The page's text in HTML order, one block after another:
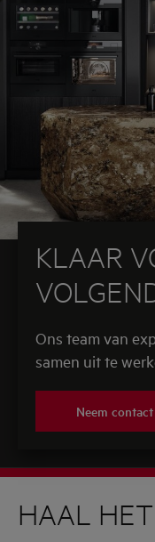
zonnepanelen op
efficiënt en
Een
aanwezig is om
bezoekers te
de veiligheid van
het audiovisuele
KLAAR
Ons team van
samen uit te
Neem
HAAL